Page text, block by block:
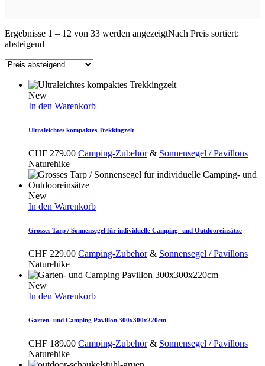
Ergebnisse 1 – 12 von 33 werden angezeigtNach Preis sortiert:
absteigend
New
In den Warenkorb
Ultraleichtes kompaktes Trekkingzelt
CHF 279.00 Camping-Zubehör& Sonnensegel / Pavillons
Naturehike
New
In den Warenkorb
Grosses Tarp / Sonnensegel für individuelle Camping- und Outdooreinsätze
CHF 229.00 Camping-Zubehör& Sonnensegel / Pavillons
Naturehike
New
In den Warenkorb
Garten- und Camping Pavillon 300x300x220cm
CHF 189.00 Camping-Zubehör& Sonnensegel / Pavillons
Naturehike